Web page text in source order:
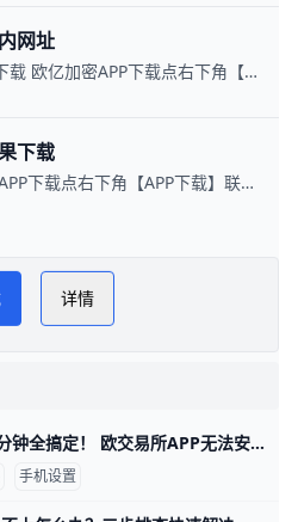
网址
国内用户可注册后下载 欧亿加密APP下载点右下角【APP下载】联系客服 每日更新可用链接
下载
苹果下载 欧亿加密APP下载点右下角【APP下载】联系客服 每日更新可用链接
网PLAY NOW
下载
详情
欧亿APP安装失败？3分钟全搞定！ 欧交易所APP无法安装很常见，主要原因是手机安全设置、网络问题或下载渠道不对。 比如华为、小米、OPPO、VIVO这些安卓手机，默认禁止从浏览器安装非官方APP，数据显示90%的用户遇到这个情况。 先检查存储空间，至少留1GB空闲，再清理手机缓存，就能避免一半的安装失败。
手机设置